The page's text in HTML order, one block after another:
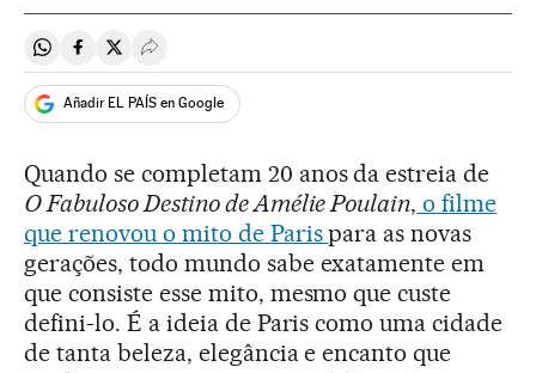
Compartir en Whatsapp
Compartir en Facebook
Compartir en Twitter
Desplegar Redes Sociales
Añadir EL PAÍS en Google
Quando se completam 20 anos da estreia de
O Fabuloso Destino de Amélie Poulain, o filme
que renovou o mito de Parispara as novas
gerações, todo mundo sabe exatamente em
que consiste esse mito, mesmo que custe
defini-lo. É a ideia de Paris como uma cidade
de tanta beleza, elegância e encanto que